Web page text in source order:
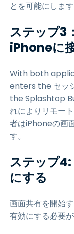
とを可能にします
ステップ
iPhoneに
With both
enters the セッ
the Splashtop
れによりリモー
者はiPhoneの画
す。
ステップ
にする
画面共有を開始
有効にする必要